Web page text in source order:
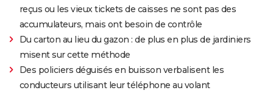
reçus ou les vieux tickets de caisses ne sont pas des
accumulateurs, mais ont besoin de contrôle
Du carton au lieu du gazon : de plus en plus de jardiniers
misent sur cette méthode
Des policiers déguisés en buisson verbalisent les
conducteurs utilisant leur téléphone au volant